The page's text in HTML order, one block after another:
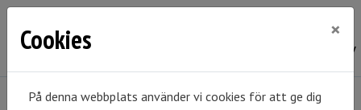
Cookies ×
På denna webbplats använder vi cookies för att ge dig